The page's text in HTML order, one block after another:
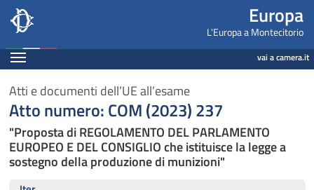
Europa, Camera dei Deputati - europa.camera.it
Salta al contenuto principale
Salta al menu di navigazione Europa
L'Europa a Montecitorio
Espandi vai a camera.it
Atti e documenti dell’UE all’esame
Atto numero: COM (2023) 237
"Proposta di REGOLAMENTO DEL PARLAMENTO
EUROPEO E DEL CONSIGLIO che istituisce la legge a
sostegno della produzione di munizioni"
Navigazione pagine di servizio
Fine pagina
Salta al contenuto principale
Salta al menu di navigazione
Vai a inizio pagina